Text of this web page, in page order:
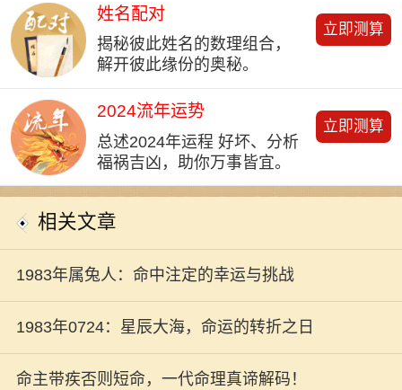
姓名配对
揭秘彼此姓名的数理组合，
解开彼此缘份的奥秘。
立即测算
2024流年运势
总述2024年运程 好坏、分析
福祸吉凶，助你万事皆宜。
立即测算
相关文章
1983年属兔人：命中注定的幸运与挑战
1983年0724：星辰大海，命运的转折之日
命主带疾否则短命，一代命理真谛解码！